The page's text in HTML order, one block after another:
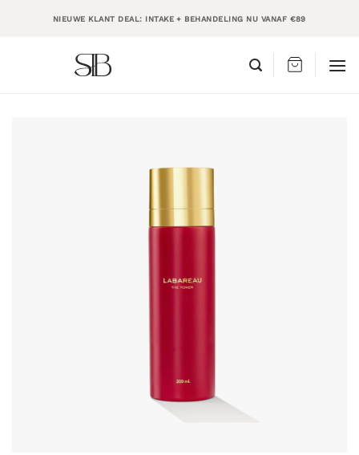
NIEUWE KLANT DEAL: INTAKE + BEHANDELING NU VANAF €89